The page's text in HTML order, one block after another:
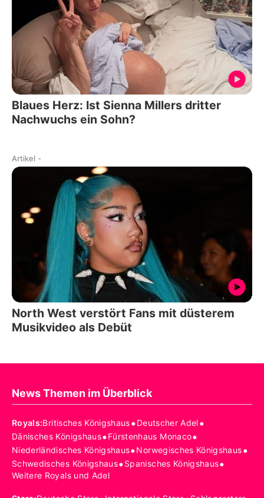
Blaues Herz: Ist Sienna Millers dritter
Nachwuchs ein Sohn?
Artikel -
North West verstört Fans mit düsterem
Musikvideo als Debüt
News Themen im Überblick
Royals:Britisches Königshaus•Deutscher Adel•
Dänisches Königshaus•Fürstenhaus Monaco•
Niederländisches Königshaus•Norwegisches Königshaus•
Schwedisches Königshaus•Spanisches Königshaus•
Weitere Royals und Adel